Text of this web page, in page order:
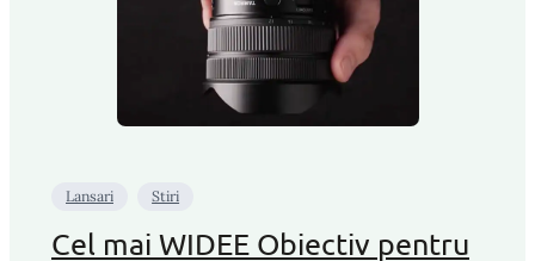
Lansari Stiri
Cel mai WIDEE Obiectiv pentru